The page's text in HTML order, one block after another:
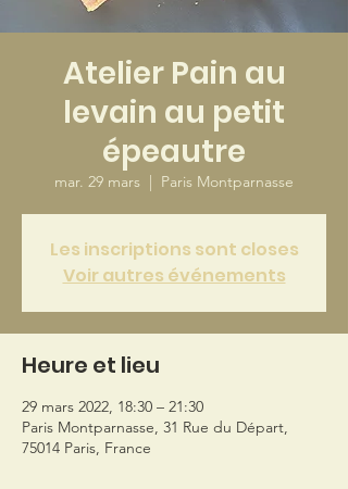
Atelier Pain au
levain au petit
épeautre
mar. 29 mars
  |
Paris Montparnasse
Les inscriptions sont closes
Voir autres événements
Heure et lieu
29 mars 2022, 18:30 – 21:30
Paris Montparnasse, 31 Rue du Départ,
75014 Paris, France